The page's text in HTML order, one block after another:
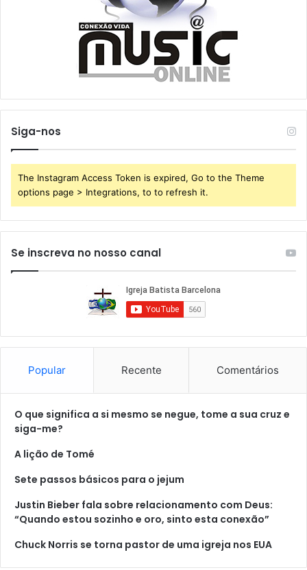
Siga-nos
The Instagram Access Token is expired, Go to the Theme
options page > Integrations, to to refresh it.
Se inscreva no nosso canal
Popular Recente Comentários
O que significa a si mesmo se negue, tome a sua cruz e
siga-me?
A lição de Tomé
Sete passos básicos para o jejum
Justin Bieber fala sobre relacionamento com Deus:
“Quando estou sozinho e oro, sinto esta conexão”
Chuck Norris se torna pastor de uma igreja nos EUA